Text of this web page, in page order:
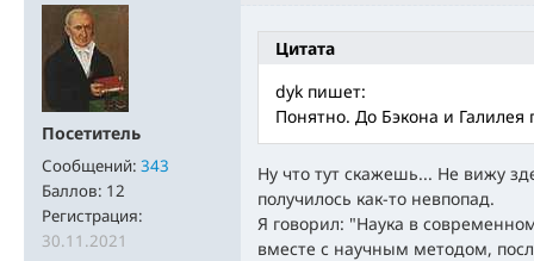
Посетитель
Сообщений: 343
Баллов: 12
Регистрация:
30.11.2021
Цитата
dyk пишет:
Понятно. До Бэкона и
Ну что тут скажешь... Не вижу
получилось как-то невпопад.
Я говорил: "Наука в
вместе c научным методом,